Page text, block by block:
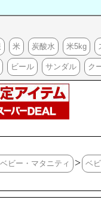
米 炭酸水 米5kg
ビール サンダル ク
ビー・マタニティ > ベ